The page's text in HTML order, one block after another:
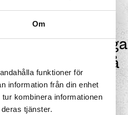
Om
funktioner för
information från din enhet
kombinera informationen
tjänster.
lyckas bygga
ställa sig på